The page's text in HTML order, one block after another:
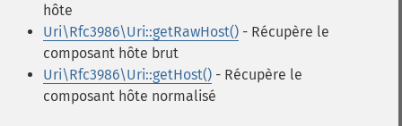
hôte
Uri\Rfc3986\Uri::getRawHost() - Récupère le
composant hôte brut
Uri\Rfc3986\Uri::getHost() - Récupère le
composant hôte normalisé